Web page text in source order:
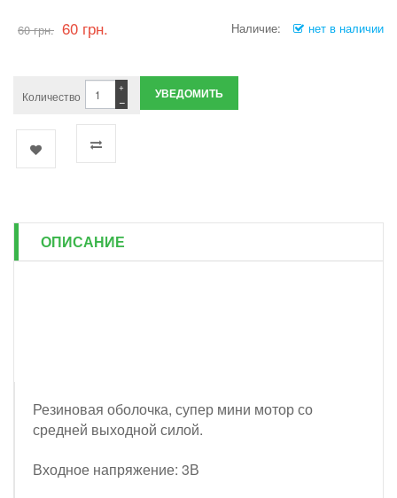
60 грн. 60 грн. Наличие: нет в наличии
Количество −
+ УВЕДОМИТЬ
ОПИСАНИЕ
Резиновая оболочка, супер мини мотор со
средней выходной силой.
Входное напряжение: 3В